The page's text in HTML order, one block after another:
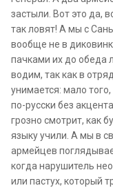
застыли. Вот это да,
так ловят! А мы с
вообще не в
пачками их до обеда
водим, так как в
унимается: мало
по-русски без
грозно смотрит, как
языку учили. А мы в
армейцев
когда нарушитель
или пастух, который